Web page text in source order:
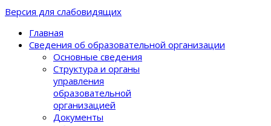
Версия для слабовидящих
Главная
Сведения об образовательной организации
Основные сведения
Структура и органы
управления
образовательной
организацией
Документы